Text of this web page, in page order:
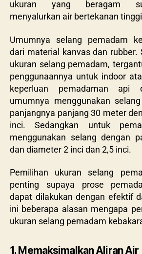
ukuran yang beragam
menyalurkan air bertekanan
Umumnya selang pemadam
dari material kanvas dan rubber.
ukuran selang pemadam,
penggunaannya untuk indoor
keperluan pemadaman
umumnya menggunakan
panjangnya panjang 30 meter
inci. Sedangkan untuk
menggunakan selang dengan
dan diameter 2 inci dan 2,5 inci.
Pemilihan ukuran selang
penting supaya prose
dapat dilakukan dengan efektif
ini beberapa alasan mengapa
ukuran selang pemadam
1. Memaksimalkan Aliran Air